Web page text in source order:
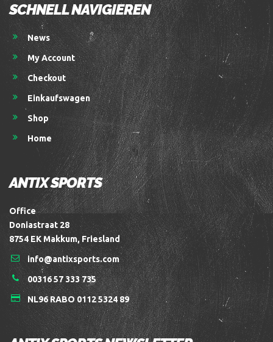
SCHNELL NAVIGIEREN
News
My Account
Checkout
Einkaufswagen
Shop
Home
ANTIX SPORTS
Office
Doniastraat 28
8754 EK Makkum, Friesland
info@antixsports.com
00316 57 333 735
NL96 RABO 0112 5324 89